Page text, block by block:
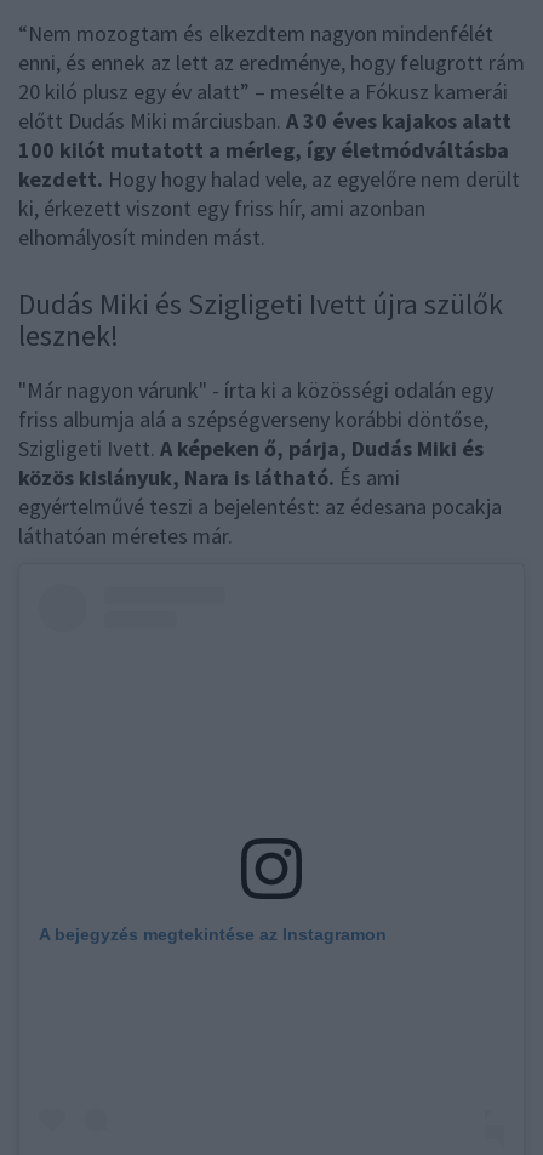
“Nem mozogtam és elkezdtem nagyon mindenfélét
enni, és ennek az lett az eredménye, hogy felugrott rám
20 kiló plusz egy év alatt” – mesélte a Fókusz kamerái
előtt Dudás Miki márciusban. A 30 éves kajakos alatt
100 kilót mutatott a mérleg, így életmódváltásba
kezdett. Hogy hogy halad vele, az egyelőre nem derült
ki, érkezett viszont egy friss hír, ami azonban
elhomályosít minden mást.
Dudás Miki és Szigligeti Ivett újra szülők
lesznek!
"Már nagyon várunk" - írta ki a közösségi odalán egy
friss albumja alá a szépségverseny korábbi döntőse,
Szigligeti Ivett. A képeken ő, párja, Dudás Miki és
közös kislányuk, Nara is látható. És ami
egyértelművé teszi a bejelentést: az édesana pocakja
láthatóan méretes már.
A bejegyzés megtekintése az Instagramon